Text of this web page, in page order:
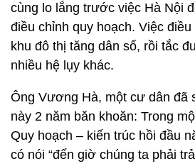
cùng lo lắng trước việc Hà Nội
điều chỉnh quy hoạch. Việc
khu đô thị tăng dân số, rồi tắc
nhiều hệ lụy khác.
Ông Vương Hà, một cư dân đã
này 2 năm băn khoăn: Trong
Quy hoạch – kiến trúc hồi đầu
có nói “đến giờ chúng ta phải